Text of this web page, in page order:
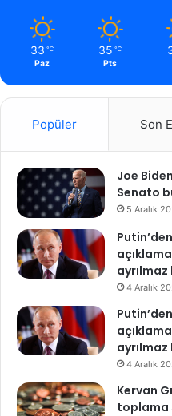
33 ℃
Paz
35 ℃
Pts
Popüler Son
Joe
Senato
5 Aralık
ayrılmaz
4 Aralık
ayrılmaz
4 Aralık
Kervan
toplama